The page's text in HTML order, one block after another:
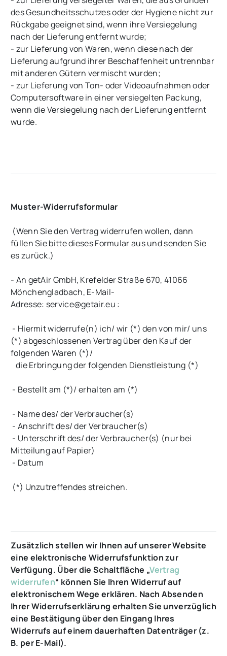
des Gesundheitsschutzes oder der Hygiene nicht zur
Rückgabe geeignet sind, wenn ihre Versiegelung
nach der Lieferung entfernt wurde;
- zur Lieferung von Waren, wenn diese nach der
Lieferung aufgrund ihrer Beschaffenheit untrennbar
mit anderen Gütern vermischt wurden;
- zur Lieferung von Ton- oder Videoaufnahmen oder
Computersoftware in einer versiegelten Packung,
wenn die Versiegelung nach der Lieferung entfernt
wurde.
Muster-Widerrufsformular
(Wenn Sie den Vertrag widerrufen wollen, dann
füllen Sie bitte dieses Formular aus und senden Sie
es zurück.)
- An getAir GmbH, Krefelder Straße 670, 41066
Mönchengladbach, E-Mail-
Adresse: service@getair.eu :
- Hiermit widerrufe(n) ich/ wir (*) den von mir/ uns
(*) abgeschlossenen Vertrag über den Kauf der
folgenden Waren (*)/
die Erbringung der folgenden Dienstleistung (*)
- Bestellt am (*)/ erhalten am (*)
- Name des/ der Verbraucher(s)
- Anschrift des/ der Verbraucher(s)
- Unterschrift des/ der Verbraucher(s) (nur bei
Mitteilung auf Papier)
- Datum
(*) Unzutreffendes streichen.
Zusätzlich stellen wir Ihnen auf unserer Website
eine elektronische Widerrufsfunktion zur
Verfügung. Über die Schaltfläche „Vertrag
widerrufen“ können Sie Ihren Widerruf auf
elektronischem Wege erklären. Nach Absenden
Ihrer Widerrufserklärung erhalten Sie unverzüglich
eine Bestätigung über den Eingang Ihres
Widerrufs auf einem dauerhaften Datenträger (z.
B. per E-Mail).